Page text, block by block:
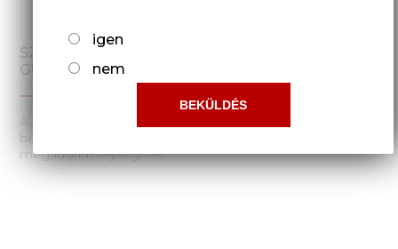
SZEKCIÓK TÁMASZGÖRGŐI
GUMIGUMIABRONCSOK
biztosítják az öntisztulást a talajtól és ellenállnak a
megadott mélységnek.
igen
nem